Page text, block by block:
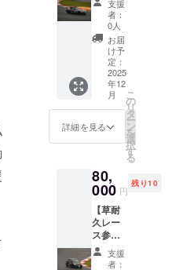
たり不
適切と
判断し
た際に
は他ス
テッ
カー画
像変更
いする
場合が
ラウド
ファン
ディン
グ終了
後、添
付希望
画像を
メール
にてお
伺いい
所はご
指定い
ただけ
ません
※内容が
暴力的
であっ
たり不
となる
場合が
ござい
ます) ・
走行時
間：30
min ・
車両：
セリカ
(画像の
通費等
はあり
ません
ので、
当日は
現地に
直接お
越しく
ロード
スター
30
min】
ドライ
バーと
して草
レース
を一緒
に走行
いただ
きま
日程：
今年参
戦予定
のレー
スから1
戦(車両
修理等
で予定
支援
者：
0人
お届
け予
定：
2025
年12
月
詳細を見る
こ
の
リ
タ
ー
ン
を
選
択
す
る
80,
000 円
残り10
【草耐
久レー
ス参
戦：デ
ミオ 30
支援
者：